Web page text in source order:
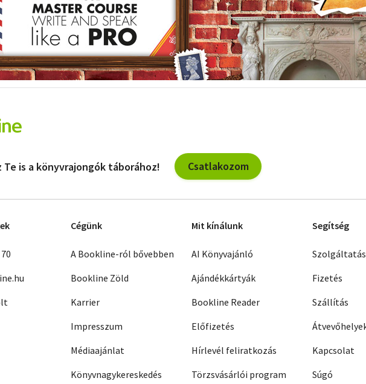
Te is a könyvrajongók táborához! Csatlakozom
Cégünk
A Bookline-ról bővebben
Bookline Zöld
Karrier
Impresszum
Médiaajánlat
Könyvnagykereskedés
Mit kínálunk
AI Könyvajánló
Ajándékkártyák
Bookline Reader
Előfizetés
Hírlevél feliratkozás
Törzsvásárlói program
Segítség
Fizetés
Szállítás
Kapcsolat
Súgó